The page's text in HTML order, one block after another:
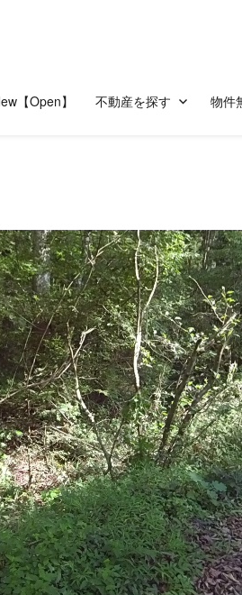
【Open】 不動産を探す 物件